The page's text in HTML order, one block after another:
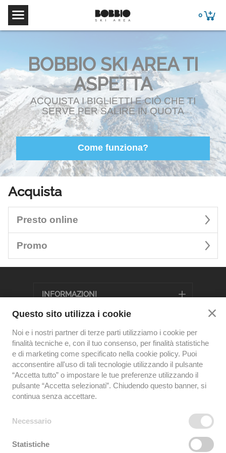
0
BOBBIO SKI AREA TI
ASPETTA
ACQUISTA I BIGLIETTI E CIÒ CHE TI
SERVE PER SALIRE IN QUOTA
Come funziona?
Acquista
Presto online
Promo
INFORMAZIONI
ACQUISTI@PIANIDIBOBBIO.COM
PARTITA IVA: -IT01987990163
TORNA A PIANIDIBOBBIO.COM
MODALITÀ DI PAGAMENTO
Questo sito utilizza i cookie
Noi e i nostri partner di terze parti utilizziamo i cookie per
finalità tecniche e, con il tuo consenso, per finalità statistiche
e di marketing come specificato nella cookie policy. Puoi
acconsentire all'uso di tali tecnologie utilizzando il pulsante
“Accetta tutto” o impostare le tue preferenze utilizzando il
pulsante “Accetta selezionati”. Chiudendo questo banner, si
continua senza accettare.
Necessario
Statistiche